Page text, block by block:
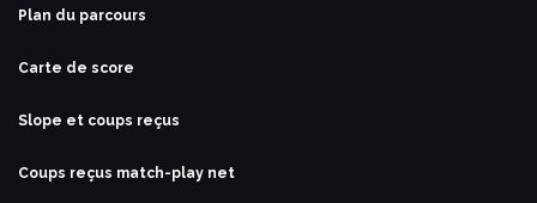
Plan du parcours
Carte de score
Slope et coups reçus
Coups reçus match-play net